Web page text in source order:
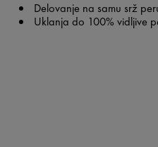
Delovanje na samu srž
Uklanja do 100% vidljive